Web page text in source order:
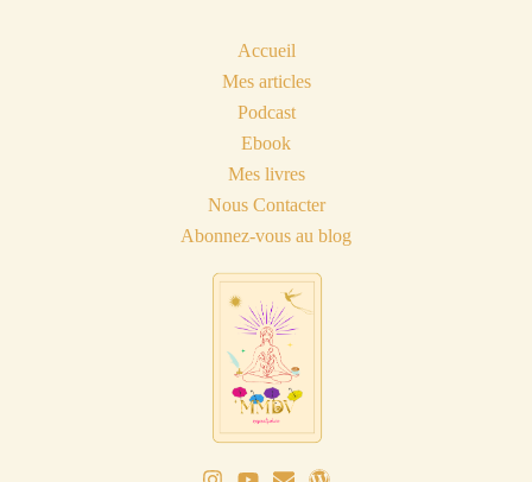
Accueil
Mes articles
Podcast
Ebook
Mes livres
Nous Contacter
Abonnez-vous au blog